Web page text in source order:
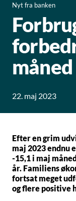
Nyt fra banken
22. maj 2023
Efter en grim
maj 2023 endnu
-15,1 i maj
år. Familiens
fortsat meget
og flere positive